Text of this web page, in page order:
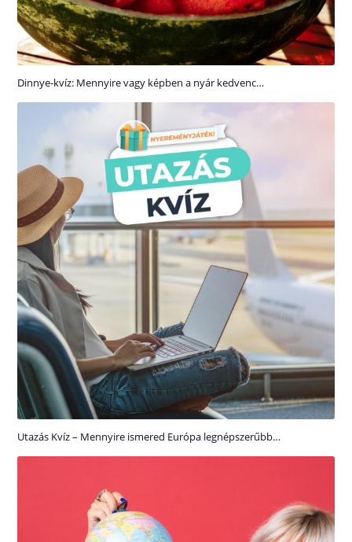
Dinnye-kvíz: Mennyire vagy képben a nyár kedvenc…
Utazás Kvíz – Mennyire ismered Európa legnépszerűbb…